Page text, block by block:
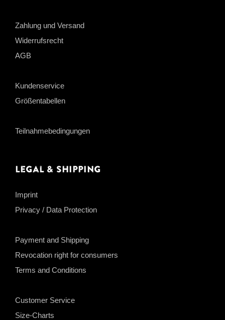
Zahlung und Versand
Widerrufsrecht
AGB
Kundenservice
Größentabellen
Teilnahmebedingungen
Legal & Shipping
Imprint
Privacy / Data Protection
Payment and Shipping
Revocation right for consumers
Terms and Conditions
Customer Service
Size-Charts